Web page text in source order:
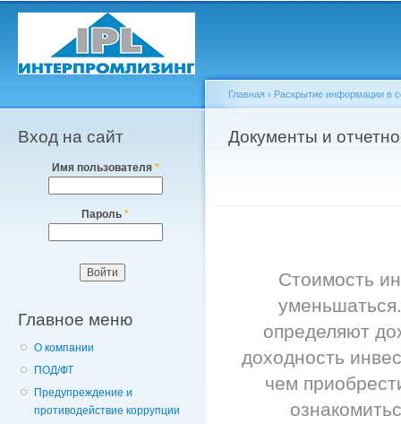
Вход на сайт
Имя пользователя *
Пароль *
Главное меню
О компании
ПОД/ФТ
Предупреждение и
противодействие коррупции
Вы здесь
Главная › Раскрытие информации в
Документы и
Стоимость
определяют
доходность
чем